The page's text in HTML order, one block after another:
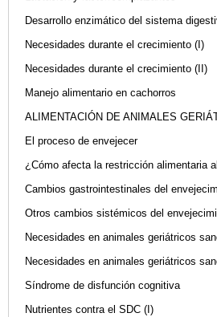
Desarrollo enzimático del sistema
Necesidades durante el crecimiento (I)
Necesidades durante el crecimiento (II)
Manejo alimentario en cachorros
ALIMENTACIÓN DE ANIMALES
El proceso de envejecer
¿Cómo afecta la restricción alimentaria
Cambios gastrointestinales del
Otros cambios sistémicos del
Necesidades en animales geriátricos
Necesidades en animales geriátricos
Síndrome de disfunción cognitiva
Nutrientes contra el SDC (I)